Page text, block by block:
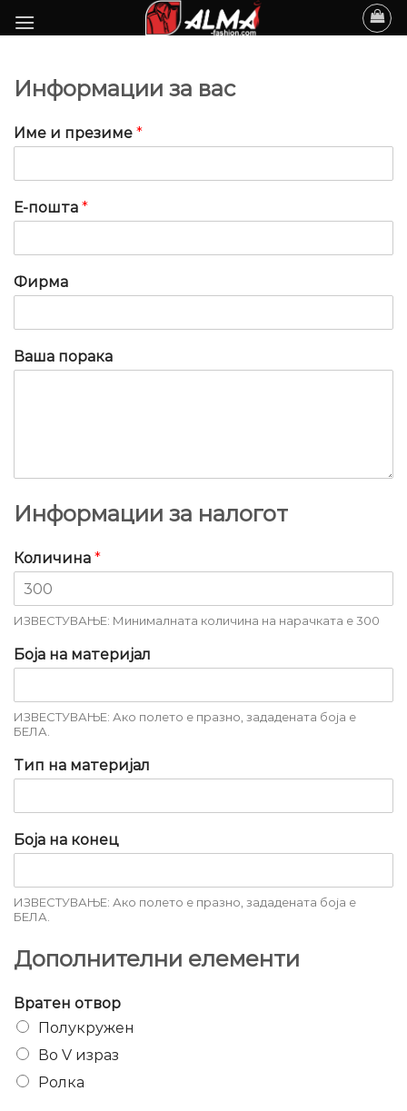
to
Информации за вас
Име и презиме *
Е-пошта *
Фирма
Ваша порака
Информации за налогот
Количина *
ИЗВЕСТУВАЊЕ: Минималната количина на нарачката е 300
Боја на материјал
ИЗВЕСТУВАЊЕ: Ако полето е празно, зададената боја е
БЕЛА.
Тип на материјал
Боја на конец
ИЗВЕСТУВАЊЕ: Ако полето е празно, зададената боја е
БЕЛА.
Дополнителни елементи
Вратен отвор
Полукружен
Во V израз
Ролка